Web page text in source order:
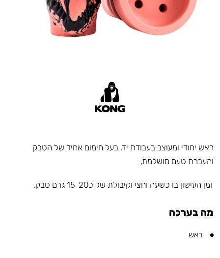
ראש יחודי ומעוצב בעבודת יד, בעל חימום אחיד של הטבק
והעברת טעם מושלמת,
זמן העישון בו כשעה וחצי וקיבולת של כ15-20 גרם טבק.
מה בערכה
ראש